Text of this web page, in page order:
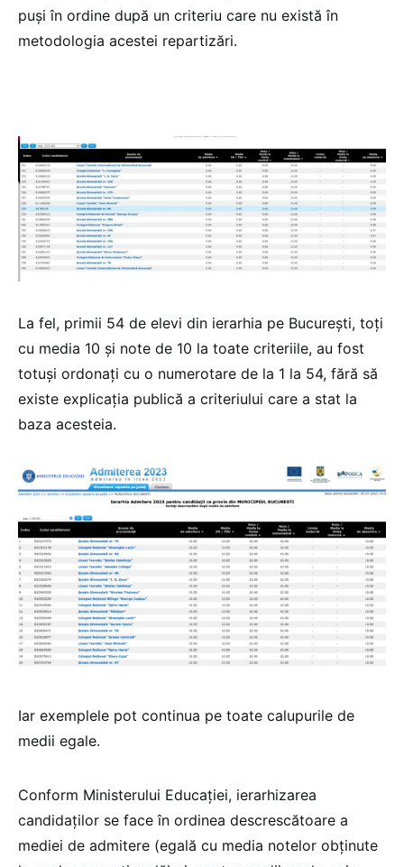
puși în ordine după un criteriu care nu există în
metodologia acestei repartizări.
La fel, primii 54 de elevi din ierarhia pe București, toți
cu media 10 și note de 10 la toate criteriile, au fost
totuși ordonați cu o numerotare de la 1 la 54, fără să
existe explicația publică a criteriului care a stat la
baza acesteia.
Iar exemplele pot continua pe toate calupurile de
medii egale.
Conform Ministerului Educației, ierarhizarea
candidaților se face în ordinea descrescătoare a
mediei de admitere (egală cu media notelor obținute